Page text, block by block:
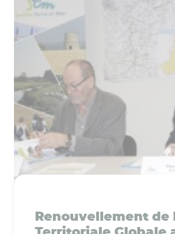
Renouvellement de